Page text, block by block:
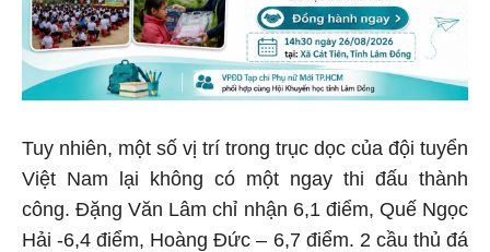
Tuy nhiên, một số vị trí trong trục dọc của đội tuyển
Việt Nam lại không có một ngay thi đấu thành
công. Đặng Văn Lâm chỉ nhận 6,1 điểm, Quế Ngọc
Hải -6,4 điểm, Hoàng Đức – 6,7 điểm. 2 cầu thủ đá